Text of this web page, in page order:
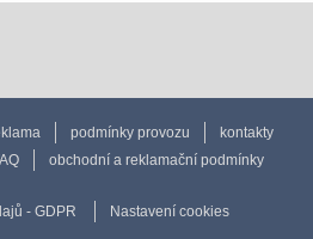
podmínky provozu
kontakty
obchodní a reklamační podmínky
- GDPR Nastavení cookies